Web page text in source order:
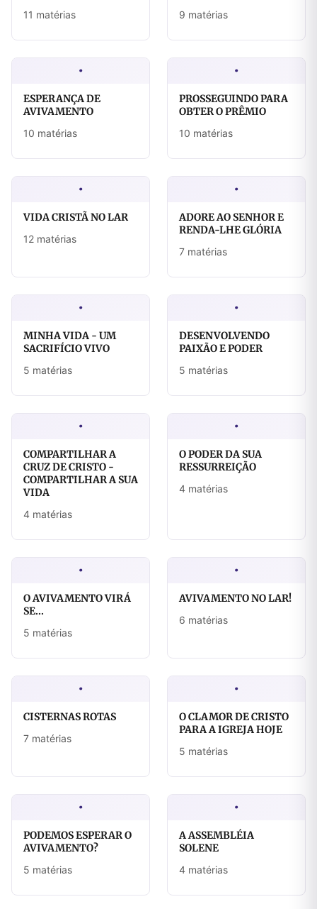
11 matérias 9 matérias
·
ESPERANÇA DE
AVIVAMENTO
10 matérias
·
PROSSEGUINDO PARA
OBTER O PRÊMIO
10 matérias
·
VIDA CRISTÃ NO LAR
12 matérias
·
ADORE AO SENHOR E
RENDA-LHE GLÓRIA
7 matérias
·
MINHA VIDA - UM
SACRIFÍCIO VIVO
5 matérias
·
DESENVOLVENDO
PAIXÃO E PODER
5 matérias
·
COMPARTILHAR A
CRUZ DE CRISTO -
COMPARTILHAR A SUA
VIDA
4 matérias
·
O PODER DA SUA
RESSURREIÇÃO
4 matérias
·
O AVIVAMENTO VIRÁ
SE...
5 matérias
·
AVIVAMENTO NO LAR!
6 matérias
·
CISTERNAS ROTAS
7 matérias
·
O CLAMOR DE CRISTO
PARA A IGREJA HOJE
5 matérias
·
PODEMOS ESPERAR O
AVIVAMENTO?
5 matérias
·
A ASSEMBLÉIA
SOLENE
4 matérias